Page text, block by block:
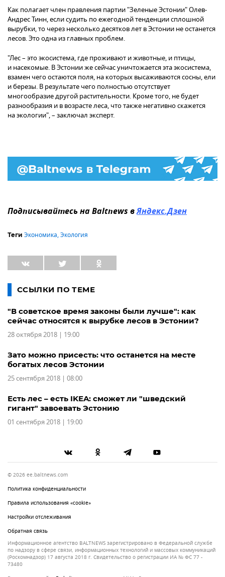
Как полагает член правления партии "Зеленые Эстонии" Олев-
Андрес Тинн, если судить по ежегодной тенденции сплошной
вырубки, то через несколько десятков лет в Эстонии не останется
лесов. Это одна из главных проблем.
"Лес – это экосистема, где проживают и животные, и птицы,
и насекомые. В Эстонии же сейчас уничтожается эта экосистема,
взамен чего остаются поля, на которых высаживаются сосны, ели
и березы. В результате чего полностью отсутствует
многообразие другой растительности. Кроме того, не будет
разнообразия и в возрасте леса, что также негативно скажется
на экологии", – заключал эксперт.
Подписывайтесь на Baltnews вЯндекс.Дзен
Теги Экономика,Экология
ССЫЛКИ ПО ТЕМЕ
"В советское время законы были лучше": как
сейчас относятся к вырубке лесов в Эстонии?
28 октября 2018 | 19:00
Зато можно присесть: что останется на месте
богатых лесов Эстонии
25 сентября 2018 | 08:00
Есть лес – есть IKEA: сможет ли "шведский
гигант" завоевать Эстонию
01 сентября 2018 | 19:00
© 2026 ee.baltnews.com
Политика конфиденциальности
Правила использования «cookie»
Настройки отслеживания
Обратная связь
Информационное агентство BALTNEWS зарегистрировано в Федеральной службе
по надзору в сфере связи, информационных технологий и массовых коммуникаций
(Роскомнадзор) 17 августа 2018 г. Свидетельство о регистрации ИА № ФС 77 -
73480